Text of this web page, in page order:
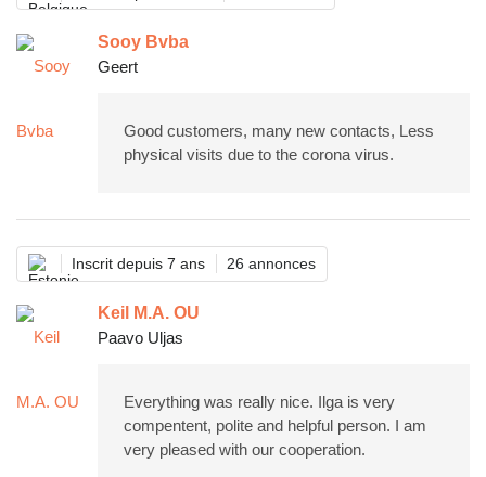
Sooy Bvba
Geert
Good customers, many new contacts, Less
physical visits due to the corona virus.
Inscrit depuis 7 ans 26 annonces
Keil M.A. OU
Paavo Uljas
Everything was really nice. Ilga is very
compentent, polite and helpful person. I am
very pleased with our cooperation.